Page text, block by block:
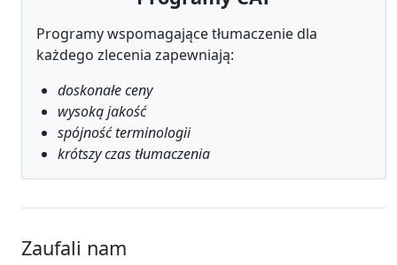
Programy wspomagające tłumaczenie dla
każdego zlecenia zapewniają:
doskonałe ceny
wysoką jakość
spójność terminologii
krótszy czas tłumaczenia
Zaufali nam